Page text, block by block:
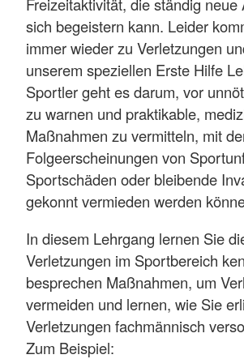
Freizeitaktivität, die ständig neue
sich begeistern kann. Leider
immer wieder zu Verletzungen
unserem speziellen Erste Hilfe
Sportler geht es darum, vor
zu warnen und praktikable,
Maßnahmen zu vermitteln, mit
Folgeerscheinungen von
Sportschäden oder bleibende
gekonnt vermieden werden
In diesem Lehrgang lernen Sie
Verletzungen im Sportbereich
besprechen Maßnahmen, um
vermeiden und lernen, wie Sie
Verletzungen fachmännisch
Zum Beispiel: